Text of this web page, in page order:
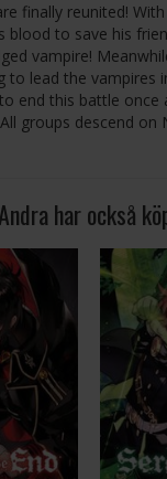
finally reunited!
blood to save his
vampire!
to lead the vampires
end this battle once
groups descend
Andra har också